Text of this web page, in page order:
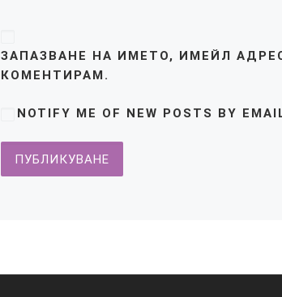
ЗАПАЗВАНЕ НА ИМЕТО, ИМЕЙЛ
КОМЕНТИРАМ.
NOTIFY ME OF NEW POSTS BY